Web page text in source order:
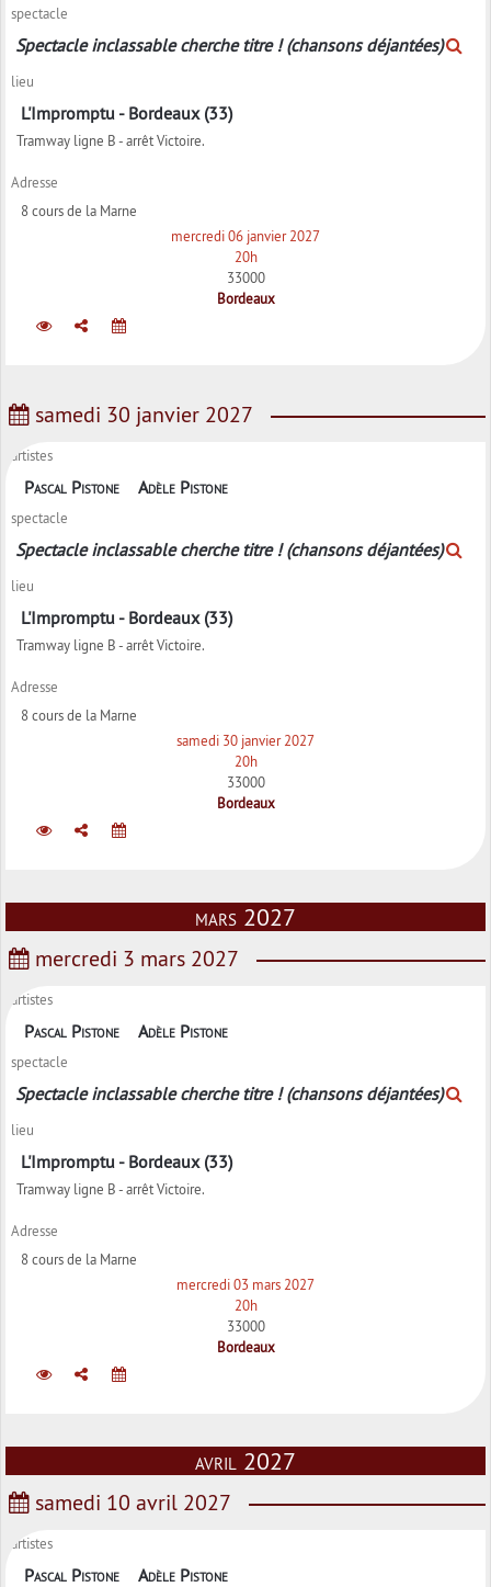
spectacle
Spectacle inclassable cherche titre ! (chansons déjantées)
lieu
L'Impromptu - Bordeaux (33)
Tramway ligne B - arrêt Victoire.
Adresse
8 cours de la Marne
mercredi 06 janvier 2027
20h
33000
Bordeaux
samedi 30 janvier 2027
artistes
Pascal Pistone Adèle Pistone
spectacle
Spectacle inclassable cherche titre ! (chansons déjantées)
lieu
L'Impromptu - Bordeaux (33)
Tramway ligne B - arrêt Victoire.
Adresse
8 cours de la Marne
samedi 30 janvier 2027
20h
33000
Bordeaux
mars 2027
mercredi 3 mars 2027
artistes
Pascal Pistone Adèle Pistone
spectacle
Spectacle inclassable cherche titre ! (chansons déjantées)
lieu
L'Impromptu - Bordeaux (33)
Tramway ligne B - arrêt Victoire.
Adresse
8 cours de la Marne
mercredi 03 mars 2027
20h
33000
Bordeaux
avril 2027
samedi 10 avril 2027
artistes
Pascal Pistone Adèle Pistone